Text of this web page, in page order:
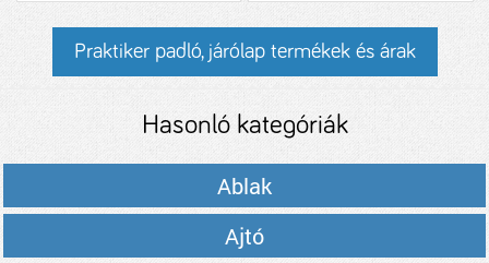
Praktiker padló, járólap termékek és árak
Hasonló kategóriák
Ablak
Ajtó